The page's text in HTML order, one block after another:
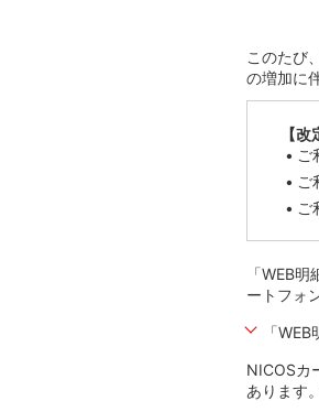
このたび
の増加に
【改
ご
ご
ご
「WEB
ートフォ
「
NICOSカ
あります